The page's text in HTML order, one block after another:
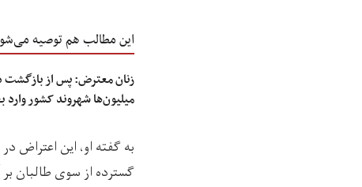
این مطالب هم توصیه
زنان معترض: پس از بازگشت
میلیون‌ها شهروند کشور وارد
به گفته او، این اعتراض
گسترده از سوی طالبان